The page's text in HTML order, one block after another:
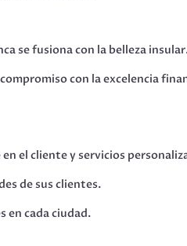
se fusiona con la belleza
con la excelencia
el cliente y servicios
de sus clientes.
en cada ciudad.